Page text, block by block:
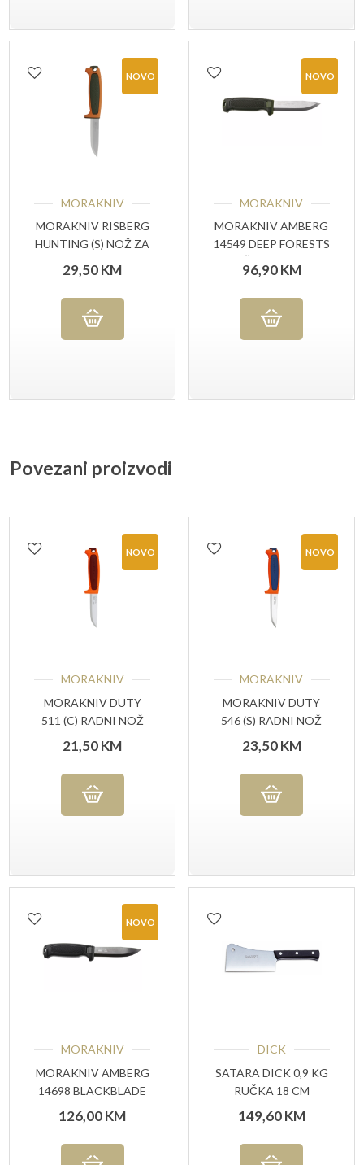
NOVO
MORAKNIV
MORAKNIV RISBERG
HUNTING (S) NOŽ ZA
VANJSKU UPOTREBU
29,50KM
NOVO
MORAKNIV
MORAKNIV AMBERG
14549 DEEP FORESTS
, NOŽ ZA VANJSKU
UPOTREBU
96,90KM
Povezani proizvodi
NOVO
MORAKNIV
MORAKNIV DUTY
511 (C) RADNI NOŽ
21,50KM
NOVO
MORAKNIV
MORAKNIV DUTY
546 (S) RADNI NOŽ
23,50KM
NOVO
MORAKNIV
MORAKNIV AMBERG
14698 BLACKBLADE
(C) , NOŽ ZA
VANJSKU UPOTREBU
126,00KM
DICK
SATARA DICK 0,9 KG
RUČKA 18 CM
149,60KM